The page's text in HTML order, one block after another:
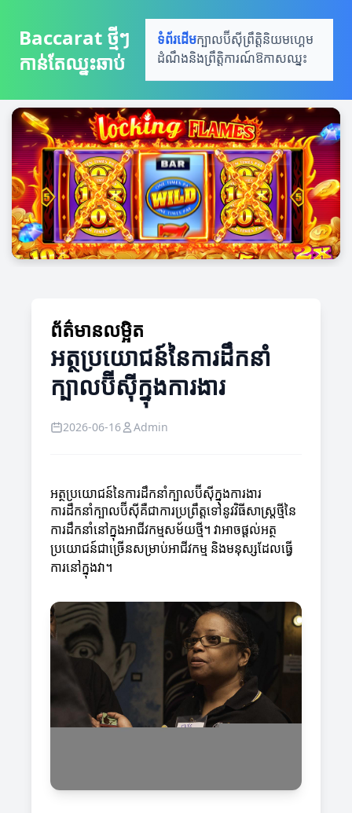
Baccarat ថ្មីៗ ​
កាន់តែឈ្នះឆាប់
ទំព័រដើមក្បាលប៊ីស៊ីព្រឹត្តិនិយមហ្គេម
ដំណឹងនិងព្រឹត្តិការណ៍ឱកាសឈ្នះ
ព័ត៌មានលម្អិត
អត្ថប្រយោជន៍នៃការដឹកនាំ
ក្បាលប៊ីស៊ីក្នុងការងារ
2026-06-16 Admin
អត្ថប្រយោជន៍នៃការដឹកនាំក្បាលប៊ីស៊ីក្នុងការងារ
ការដឹកនាំក្បាលប៊ីស៊ីគឺជាការប្រព្រឹត្តទៅនូវវិធីសាស្រ្តថ្មីនៃ
ការដឹកនាំនៅក្នុងអាជីវកម្មសម័យថ្មី។ វាអាចផ្តល់អត្ថ
ប្រយោជន៍ជាច្រើនសម្រាប់អាជីវកម្ម និងមនុស្សដែលធ្វើ
ការនៅក្នុងវា។